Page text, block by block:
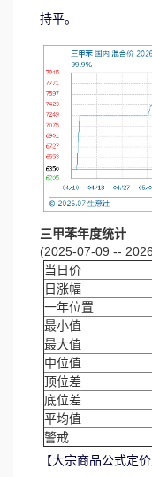
持平。
三甲苯年度统计
(2025-07-09 --
当日价
日涨幅
一年位置
最小值
最大值
中位值
顶位差
底位差
平均值
警戒
【大宗商品公式定价